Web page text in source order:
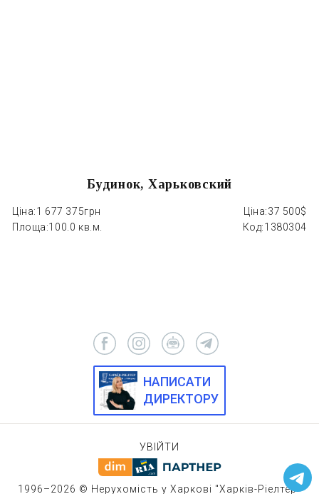
Будинок, Харьковский
Ціна:1 677 375грн Ціна:37 500$
Площа:100.0 кв.м. Код:1380304
НАПИСАТИ
ДИРЕКТОРУ
1996–2026 © Нерухомість у Харкові "Харків-Ріелтер"
УВІЙТИ